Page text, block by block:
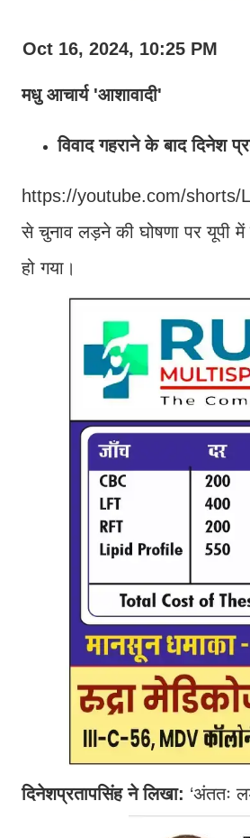
Oct 16, 2024, 10:25 PM
मधु आचार्य 'आशावादी'
विवाद गहराने के बाद दिनेश
https://youtube.com/shorts/
से चुनाव लड़ने की घोषणा पर यूपी में
हो गया।
दिनेशप्रतापसिंह ने लिखा: ‘अंततः